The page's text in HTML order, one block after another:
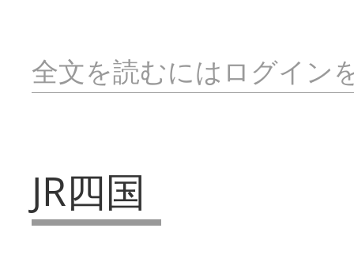
全文を読むにはログイン
JR四国